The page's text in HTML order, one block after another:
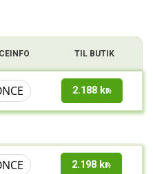
TIL BUTIK
2.188 kr.
2.198 kr.